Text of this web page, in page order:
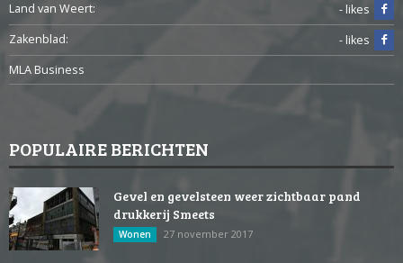
Land van Weert:
- likes
Zakenblad:
- likes
MLA Business
POPULAIRE BERICHTEN
Gevel en gevelsteen weer zichtbaar pand
drukkerij Smeets
Wonen 27 november 2017